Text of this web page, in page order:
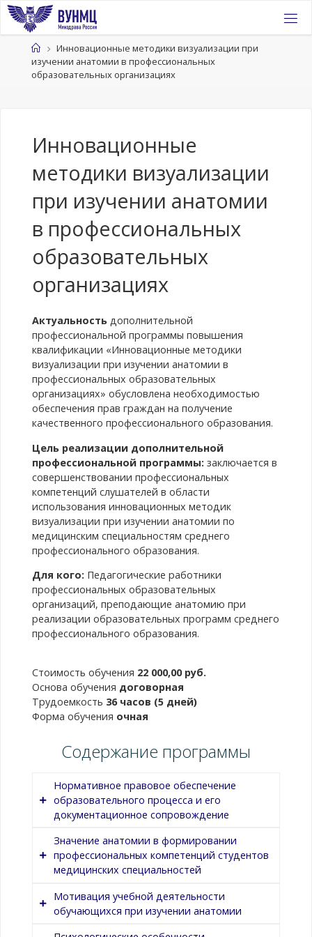
Перейти
содержимому
ГлавнаяИнновационные методики визуализации при
изучении анатомии в профессиональных
образовательных организациях
Инновационные
методики визуализации
при изучении анатомии
в профессиональных
образовательных
организациях
Актуальностьдополнительной
профессиональной программы повышения
квалификации «Инновационные методики
визуализации при изучении анатомии в
профессиональных образовательных
организациях» обусловлена необходимостью
обеспечения прав граждан на получение
качественного профессионального образования.
Цель реализации дополнительной
профессиональной программы: заключается в
совершенствовании профессиональных
компетенций слушателей в области
использования инновационных методик
визуализации при изучении анатомии по
медицинским специальностям среднего
профессионального образования.
Для кого: Педагогические работники
профессиональных образовательных
организаций, преподающие анатомию при
реализации образовательных программ среднего
профессионального образования.
Стоимость обучения 22 000,00 руб.
Основа обучения договорная
Трудоемкость 36 часов (5 дней)
Форма обучения очная
Содержание программы
Нормативное правовое обеспечение
образовательного процесса и его
документационное сопровождение
Содержание темы
основные требования к его
организации. Нормативные правовые
основы организация образовательного
Значение анатомии в формировании
профессиональных компетенций студентов
медицинских специальностей
Содержание темы
Мотивация учебной деятельности
обучающихся при изучении анатомии